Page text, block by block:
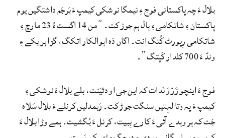
بلال ءَ چہ پاکستانی فوج ءِ نیمگا نوشکی کیمپ ءَ بَرجَم داشتگیں یوم
پاکستان ءِ شاتکامی ءِ ہال ہم جوڑ کت۔ ”من 14 اگست ءُ 23 مارچ ءِ
شاتکامی رِپورٹ کُتگ انت۔ اگاں دَہ اہوالکار اتکگ، گڑا ہر یکے ءِ
ونڈ ءَ 700 کلدار کَپتگ“۔
فوج ءَ اینچو زَرّ وَ نَدات کہ این جی او دئیَنت، بلے بلال ءَ نوشکی ءِ
کیمپ ءَ پہ وتا لہتیں سنگت جوڑ کت۔ رَہمدلیں کرنلے ءَ بلال سَلاہ
جَت کہ ہر وہدے آئی ءَ کارے بِبیت، کرنل ءَ بُگشیت۔ ہمے وڑا بلال ءَ